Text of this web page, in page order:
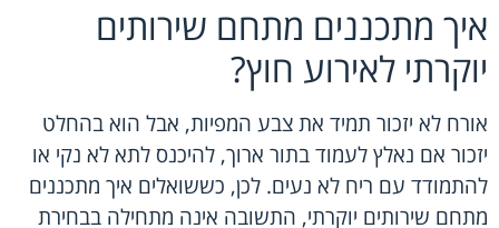
איך מתכננים מתחם שירותים
יוקרתי לאירוע חוץ?
אורח לא יזכור תמיד את צבע המפיות, אבל הוא בהחלט
יזכור אם נאלץ לעמוד בתור ארוך, להיכנס לתא לא נקי או
להתמודד עם ריח לא נעים. לכן, כששואלים איך מתכננים
מתחם שירותים יוקרתי, התשובה אינה מתחילה בבחירת